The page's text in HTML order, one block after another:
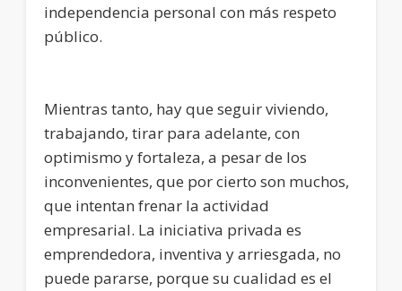
independencia personal con más respeto
público.
Mientras tanto, hay que seguir viviendo,
trabajando, tirar para adelante, con
optimismo y fortaleza, a pesar de los
inconvenientes, que por cierto son muchos,
que intentan frenar la actividad
empresarial. La iniciativa privada es
emprendedora, inventiva y arriesgada, no
puede pararse, porque su cualidad es el